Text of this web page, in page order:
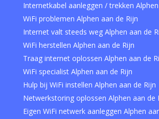
Internetkabel aanleggen / trekken
WiFi problemen Alphen aan de Rijn
Internet valt steeds weg Alphen aan de
WiFi herstellen Alphen aan de Rijn
Traag internet oplossen Alphen aan de
WiFi specialist Alphen aan de Rijn
Hulp bij WiFi instellen Alphen aan de Rijn
Netwerkstoring oplossen Alphen aan de
Eigen WiFi netwerk aanleggen Alphen